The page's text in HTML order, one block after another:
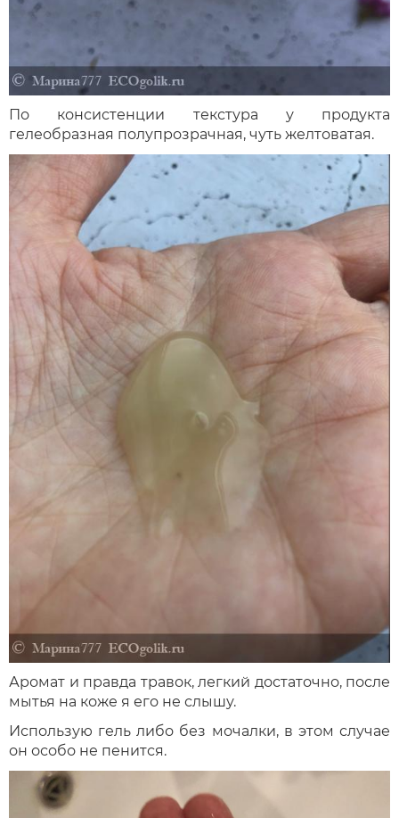
По консистенции текстура у продукта
гелеобразная полупрозрачная, чуть желтоватая.
Аромат и правда травок, легкий достаточно, после
мытья на коже я его не слышу.
Использую гель либо без мочалки, в этом случае
он особо не пенится.